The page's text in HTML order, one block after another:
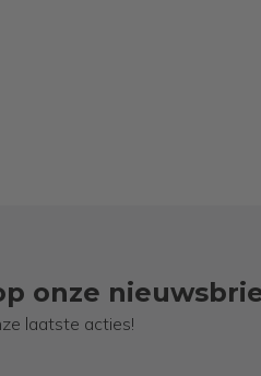
onze
laatste acties!